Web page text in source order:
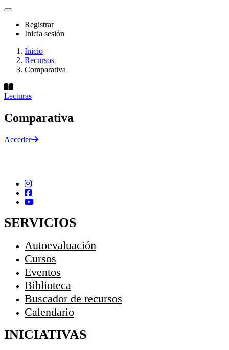
Registrar
Inicia sesión
Inicio
Recursos
Comparativa
Lecturas
Comparativa
Acceder
SERVICIOS
Autoevaluación
Cursos
Eventos
Biblioteca
Buscador de recursos
Calendario
INICIATIVAS